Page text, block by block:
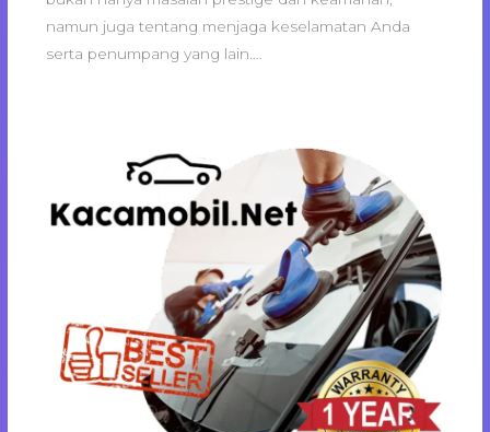
namun juga tentang menjaga keselamatan Anda
serta penumpang yang lain.…